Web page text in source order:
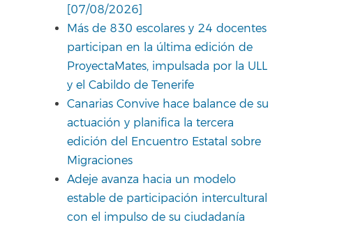
[07/08/2026]
Más de 830 escolares y 24 docentes
participan en la última edición de
ProyectaMates, impulsada por la ULL
y el Cabildo de Tenerife
Canarias Convive hace balance de su
actuación y planifica la tercera
edición del Encuentro Estatal sobre
Migraciones
Adeje avanza hacia un modelo
estable de participación intercultural
con el impulso de su ciudadanía